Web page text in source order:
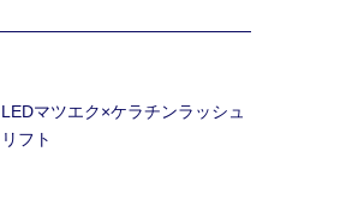
LEDマツエク×ケラチンラッシュ
リフト